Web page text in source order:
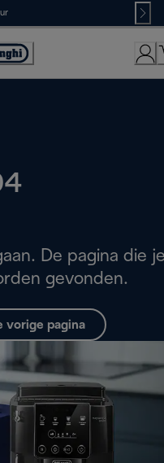
De pagina die
gevonden.
vorige pagina